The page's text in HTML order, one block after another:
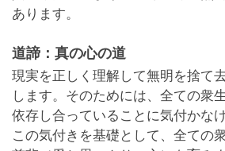
あります。
道諦：真の心の道
現実を正しく理解して無明を捨て
します。そのためには、全ての衆
依存し合っていることに気付かな
この気付きを基礎として、全ての